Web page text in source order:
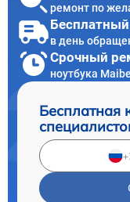
ремонт по
в день
Срочный
ноутбука
Бесплатная